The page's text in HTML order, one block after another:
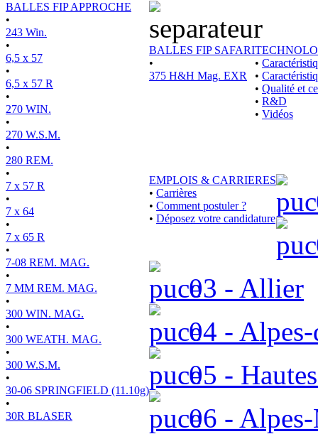
BALLES FIP APPROCHE
•
243 Win.
•
6,5 x 57
•
6,5 x 57 R
•
270 WIN.
•
270 W.S.M.
•
280 REM.
•
7 x 57 R
•
7 x 64
•
7 x 65 R
•
7-08 REM. MAG.
•
7 MM REM. MAG.
•
300 WIN. MAG.
•
300 WEATH. MAG.
•
300 W.S.M.
•
30-06 SPRINGFIELD (11.10g)
•
30R BLASER
BALLES FIP SAFARI
•
375 H&H Mag. EXR
•
•
• Qualité et
• R&D
• Vidéos
EMPLOIS & CARRIERES
• Carrières
• Comment postuler ?
• Déposez votre candidature
03 - Allier
04 - Alpes-
05 -
06 -